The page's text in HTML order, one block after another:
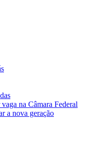
na Câmara Federal
a nova geração